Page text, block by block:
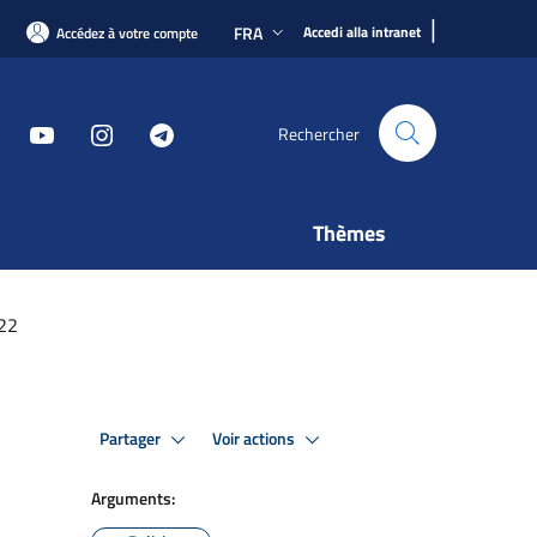
Accédez à votre compte FRA Accedi alla intranet |
Rechercher
Thèmes
Partager Voir actions
Arguments: